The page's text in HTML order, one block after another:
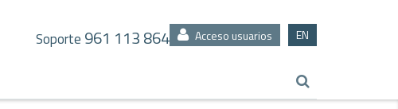
Soporte 961 113 864 Acceso usuarios EN